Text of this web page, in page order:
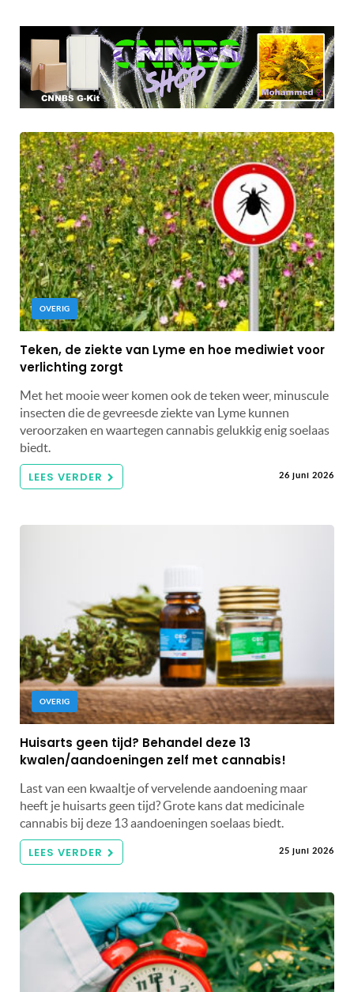
OVERIG
Teken, de ziekte van Lyme en hoe mediwiet voor
verlichting zorgt
Met het mooie weer komen ook de teken weer, minuscule
insecten die de gevreesde ziekte van Lyme kunnen
veroorzaken en waartegen cannabis gelukkig enig soelaas
biedt.
LEES VERDER 26 juni 2026
OVERIG
Huisarts geen tijd? Behandel deze 13
kwalen/aandoeningen zelf met cannabis!
Last van een kwaaltje of vervelende aandoening maar
heeft je huisarts geen tijd? Grote kans dat medicinale
cannabis bij deze 13 aandoeningen soelaas biedt.
LEES VERDER 25 juni 2026